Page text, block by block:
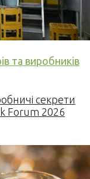
та виробників
секрети
Forum 2026